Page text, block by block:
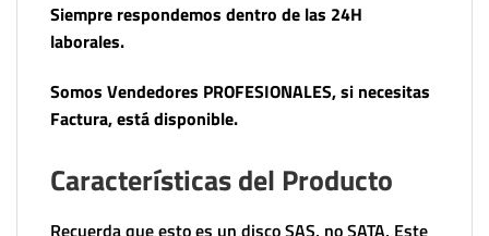
Siempre respondemos dentro de las 24H
laborales.
Somos Vendedores PROFESIONALES, si necesitas
Factura, está disponible.
Características del Producto